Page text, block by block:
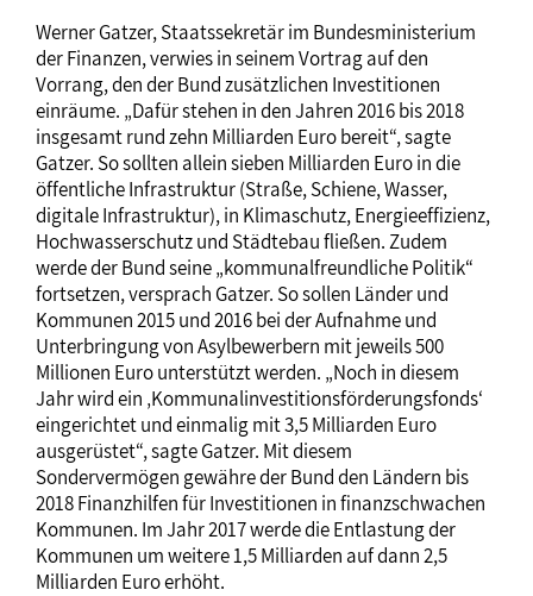
Werner Gatzer, Staatssekretär im Bundesministerium
der Finanzen, verwies in seinem Vortrag auf den
Vorrang, den der Bund zusätzlichen Investitionen
einräume. „Dafür stehen in den Jahren 2016 bis 2018
insgesamt rund zehn Milliarden Euro bereit“, sagte
Gatzer. So sollten allein sieben Milliarden Euro in die
öffentliche Infrastruktur (Straße, Schiene, Wasser,
digitale Infrastruktur), in Klimaschutz, Energieeffizienz,
Hochwasserschutz und Städtebau fließen. Zudem
werde der Bund seine „kommunalfreundliche Politik“
fortsetzen, versprach Gatzer. So sollen Länder und
Kommunen 2015 und 2016 bei der Aufnahme und
Unterbringung von Asylbewerbern mit jeweils 500
Millionen Euro unterstützt werden. „Noch in diesem
Jahr wird ein ‚Kommunalinvestitionsförderungsfonds‘
eingerichtet und einmalig mit 3,5 Milliarden Euro
ausgerüstet“, sagte Gatzer. Mit diesem
Sondervermögen gewähre der Bund den Ländern bis
2018 Finanzhilfen für Investitionen in finanzschwachen
Kommunen. Im Jahr 2017 werde die Entlastung der
Kommunen um weitere 1,5 Milliarden auf dann 2,5
Milliarden Euro erhöht.